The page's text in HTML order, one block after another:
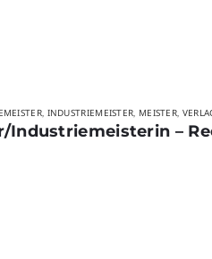
, INDUSTRIEMEISTER, MEISTER,
–